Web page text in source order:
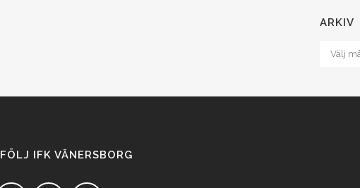
ARKIV
Arkiv
FÖLJ IFK VÄNERSBORG